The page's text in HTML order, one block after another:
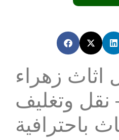
اثاث زهراء
نقل وتغليف
باحترافية